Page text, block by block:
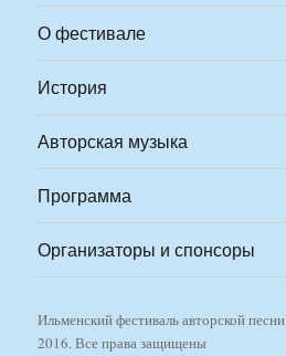
О фестивале
История
Авторская музыка
Программа
Организаторы и спонсоры
Ильменский фестиваль авторской песни
2016. Все права защищены